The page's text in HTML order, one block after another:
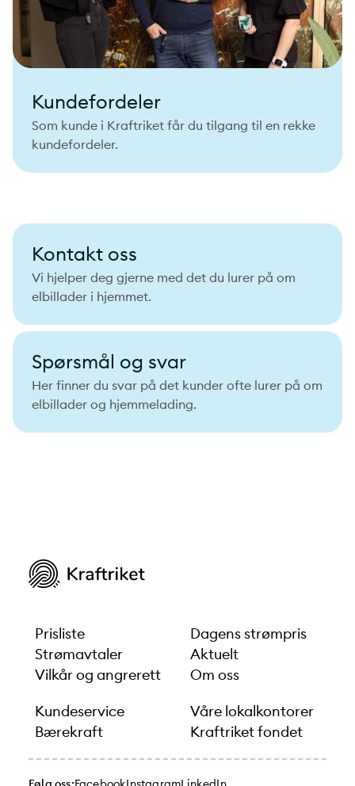
Kundefordeler
Som kunde i Kraftriket får du tilgang til en rekke
kundefordeler.
Kontakt oss
Vi hjelper deg gjerne med det du lurer på om
elbillader i hjemmet.
Spørsmål og svar
Her finner du svar på det kunder ofte lurer på om
elbillader og hjemmelading.
Prisliste
Strømavtaler
Vilkår og angrerett
Dagens strømpris
Aktuelt
Om oss
Kundeservice
Bærekraft
Våre lokalkontorer
Kraftriket fondet